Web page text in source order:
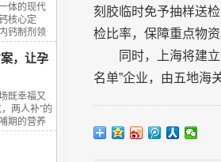
体的现代
核心定
钙制剂领
，让孕
既幸福又
两人补”的
期的营养
刻胶临时免予抽样送
检比率，保障重点物
同时，上海将建
名单”企业，由五地海